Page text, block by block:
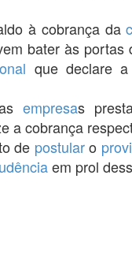
à cobrança da
bater às portas
que declare
asempresas
a cobrança
de postularo
em prol